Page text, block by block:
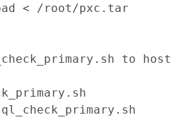
< /root/pxc.tar
to